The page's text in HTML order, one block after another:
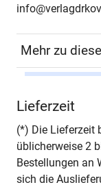
Mehr zu
Seiten
Jahr
Lieferzeit
(*) Die Lieferzeit
üblicherweise 2
Bestellungen an
sich die